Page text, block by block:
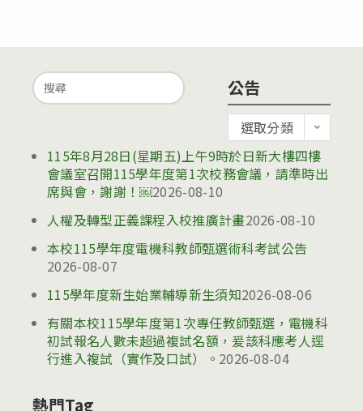
Search
for:
公告
告
選取分類
115年8月28日(星期五)上午9時於日新大樓四樓
會議室召開115學年度第1次校務會議，請準時出
席與會，謝謝！￼2026-08-10
人權及轉型正義課程入校推廣計畫2026-08-10
本校115學年度電機科教師甄選術科考試公告
2026-08-07
115學年度新生始業輔導新生須知2026-08-06
有關本校115學年度第1次專任教師甄選，電機科
初試報名人數未超過複試名額，爰該科應考人逕
行進入複試（實作及口試）。 2026-08-04
熱門Tag